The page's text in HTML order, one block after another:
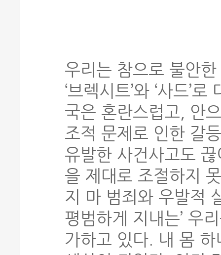
우리는 참으로 불안
‘브렉시트’와 ‘사드’
국은 혼란스럽고, 안
조적 문제로 인한 갈
유발한 사건사고도
을 제대로 조절하지
지 마 범죄와 우발적
평범하게 지내는’ 우
가하고 있다. 내 몸